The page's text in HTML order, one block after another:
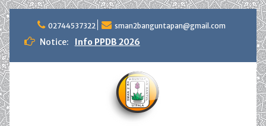
content
02744537322 sman2banguntapan@gmail.com
Notice: Info PPDB 2026